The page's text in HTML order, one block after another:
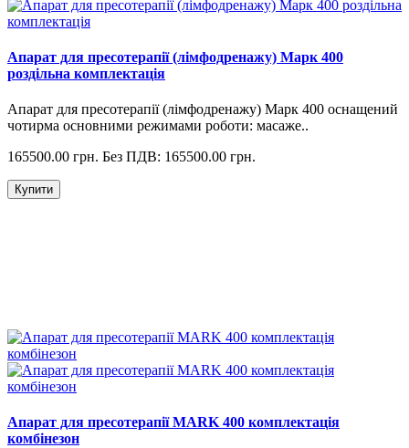
Апарат для пресотерапії (лімфодренажу) Марк 400
роздільна комплектація
Апарат для пресотерапії (лімфодренажу) Марк 400 оснащений
чотирма основними режимами роботи: масаже..
165500.00 грн. Без ПДВ: 165500.00 грн.
Купити
Апарат для пресотерапії MARK 400 комплектація
комбінезон